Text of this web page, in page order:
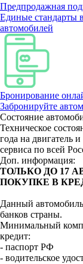
Предпродажная
Единые стандарты
автомобилей
Бронирование
Забронируйте
Состояние
Техническое
года на двигатель
сервиса по всей
Доп. информация:
ТОЛЬКО ДО 17
ПОКУПКЕ В
Данный
банков страны.
Минимальный
кредит:
- паспорт РФ
- водительское